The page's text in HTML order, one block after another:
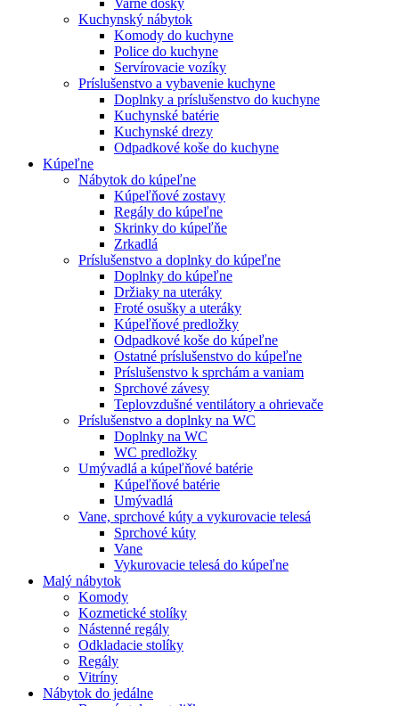
Kuchynský nábytok
Komody do kuchyne
Police do kuchyne
Servírovacie vozíky
Príslušenstvo a vybavenie kuchyne
Doplnky a príslušenstvo do kuchyne
Kuchynské batérie
Kuchynské drezy
Odpadkové koše do kuchyne
Kúpeľne
Nábytok do kúpeľne
Kúpeľňové zostavy
Regály do kúpeľne
Skrinky do kúpeľňe
Zrkadlá
Príslušenstvo a doplnky do kúpeľne
Doplnky do kúpeľne
Držiaky na uteráky
Froté osušky a uteráky
Kúpeľňové predložky
Odpadkové koše do kúpeľne
Ostatné príslušenstvo do kúpeľne
Príslušenstvo k sprchám a vaniam
Sprchové závesy
Teplovzdušné ventilátory a ohrievače
Príslušenstvo a doplnky na WC
Doplnky na WC
WC predložky
Umývadlá a kúpeľňové batérie
Kúpeľňové batérie
Umývadlá
Vane, sprchové kúty a vykurovacie telesá
Sprchové kúty
Vane
Vykurovacie telesá do kúpeľne
Malý nábytok
Komody
Kozmetické stolíky
Nástenné regály
Odkladacie stolíky
Regály
Vitríny
Nábytok do jedálne